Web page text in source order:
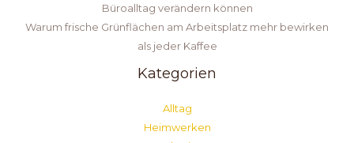
Büroalltag verändern können
Warum frische Grünflächen am Arbeitsplatz mehr bewirken
als jeder Kaffee
Kategorien
Alltag
Heimwerken